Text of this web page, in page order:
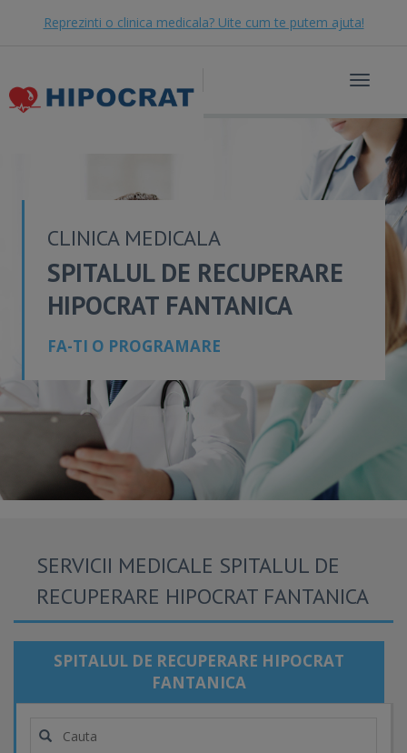
Reprezinti o clinica medicala? Uite cum te putem ajuta!
Toggle
CLINICA MEDICALA
SPITALUL DE RECUPERARE
HIPOCRAT FANTANICA
FA-TI O PROGRAMARE
SERVICII MEDICALE SPITALUL DE
RECUPERARE HIPOCRAT FANTANICA
SPITALUL DE RECUPERARE HIPOCRAT
FANTANICA